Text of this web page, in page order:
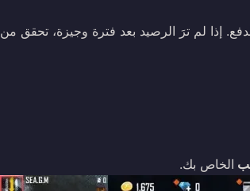
إذا لم ترَ الرصيد بعد فترة وجيزة، تحقق من
الخاص بك.